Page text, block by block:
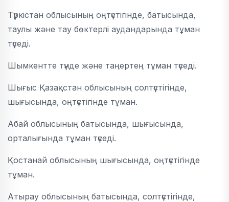
Түркістан облысының оңтүстігінде, батысында,
таулы және тау бөктерлі аудандарында тұман
түседі.
Шымкентте түнде және таңертең тұман түседі.
Шығыс Қазақстан облысының солтүстігінде,
шығысында, оңтүстігінде тұман.
Абай облысының батысында, шығысында,
орталығында тұман түседі.
Қостанай облысының шығысында, оңтүстігінде
тұман.
Атырау облысының батысында, солтүстігінде,